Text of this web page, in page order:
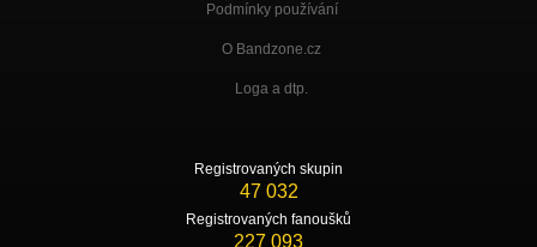
Podmínky používání
O Bandzone.cz
Loga a dtp.
Registrovaných skupin
47 032
Registrovaných fanoušků
227 093